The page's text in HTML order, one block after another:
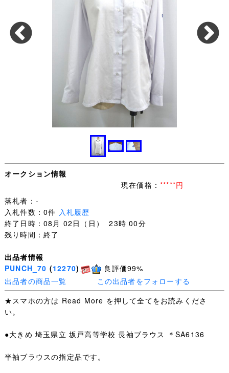
オークション情報
現在価格： *****円
落札者：-
入札件数：0件 入札履歴
終了日時：08月 02日（日） 23時 00分
残り時間：終了
出品者情報
PUNCH_70 (12270)
良評価99%
出品者の商品一覧
この出品者をフォローする
★スマホの方は Read More を押して全てをお読みくださ
い。
●大きめ 埼玉県立 坂戸高等学校 長袖ブラウス ＊SA6136
半袖ブラウスの指定品です。